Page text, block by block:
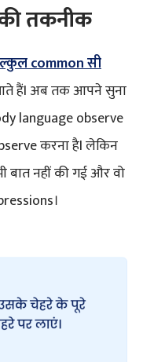
तकनीक
common सी
हैंI अब तक आपने सुना
language observe
करना हैI लेकिन
बात नहीं की गई और वो